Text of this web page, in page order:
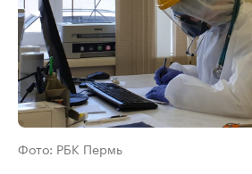
Фото: РБК Пермь